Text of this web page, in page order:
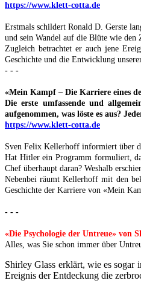
https://www.klett-cotta.de
Erstmals schildert Ronald D. Gerste
und sein Wandel auf die Blüte wie
Zugleich betrachtet er auch jene
Geschichte und die Entwicklung
- - -
«Mein Kampf – Die Karriere eines
Die erste umfassende und
aufgenommen, was löste es aus?
https://www.klett-cotta.de
Sven Felix Kellerhoff informiert über
Hat Hitler ein Programm formuliert,
Chef überhaupt daran? Weshalb
Nebenbei räumt Kellerhoff mit den
Geschichte der Karriere von «Mein
- - -
«Die Psychologie der Untreue» von
Alles, was Sie schon immer über
Shirley Glass erklärt, wie es sogar
Ereignis der Entdeckung die